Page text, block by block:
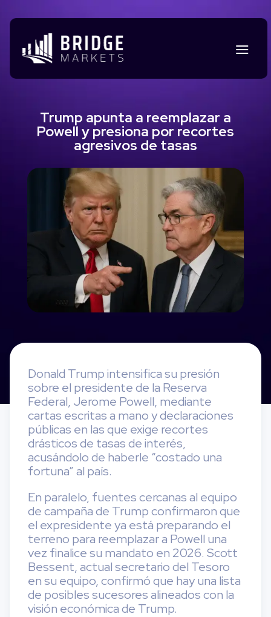
Trump apunta a reemplazar a
Powell y presiona por recortes
agresivos de tasas
Donald Trump intensifica su presión
sobre el presidente de la Reserva
Federal, Jerome Powell, mediante
cartas escritas a mano y declaraciones
públicas en las que exige recortes
drásticos de tasas de interés,
acusándolo de haberle “costado una
fortuna” al país.
En paralelo, fuentes cercanas al equipo
de campaña de Trump confirmaron que
el expresidente ya está preparando el
terreno para reemplazar a Powell una
vez finalice su mandato en 2026. Scott
Bessent, actual secretario del Tesoro
en su equipo, confirmó que hay una lista
de posibles sucesores alineados con la
visión económica de Trump.